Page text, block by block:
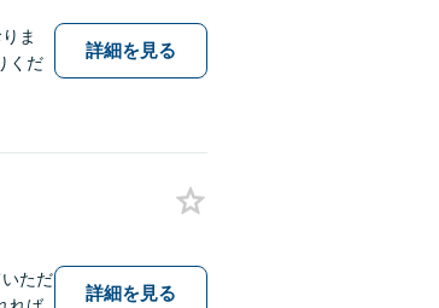
ま
くだ
詳細を見る
ただ
詳細を見る